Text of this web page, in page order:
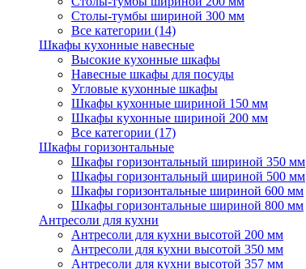
Столы-тумбы шириной 300 мм
Все категории (14)
Шкафы кухонные навесные
Высокие кухонные шкафы
Навесные шкафы для посуды
Угловые кухонные шкафы
Шкафы кухонные шириной 150 мм
Шкафы кухонные шириной 200 мм
Все категории (17)
Шкафы горизонтальные
Шкафы горизонтальный шириной 350 мм
Шкафы горизонтальный шириной 500 мм
Шкафы горизонтальные шириной 600 мм
Шкафы горизонтальные шириной 800 мм
Антресоли для кухни
Антресоли для кухни высотой 200 мм
Антресоли для кухни высотой 350 мм
Антресоли для кухни высотой 357 мм